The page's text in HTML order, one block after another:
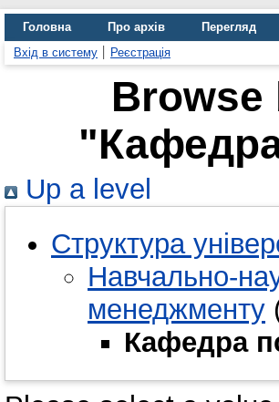
Головна Про архів Перегляд
Вхід в систему
Реєстрація
Browse
"Кафедра
Up a level
Структура
Навчально-
менеджменту
Кафедра